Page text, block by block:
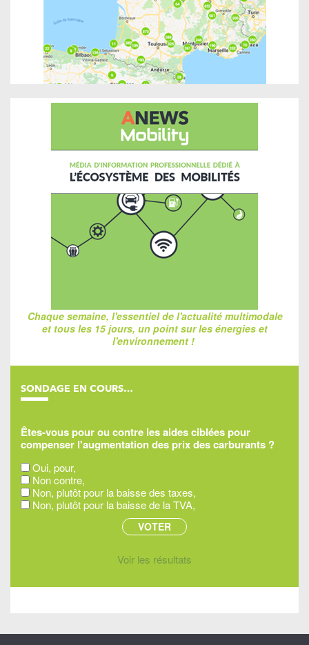
Chaque semaine, l'essentiel de l'actualité multimodale
et tous les 15 jours, un point sur les énergies et
l'environnement !
SONDAGE EN COURS…
Êtes-vous pour ou contre les aides ciblées pour
compenser l'augmentation des prix des carburants ?
Oui, pour,
Non contre,
Non, plutôt pour la baisse des taxes,
Non, plutôt pour la baisse de la TVA,
Voir les résultats